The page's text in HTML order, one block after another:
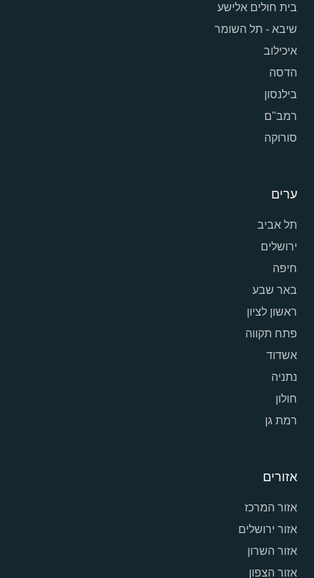
בית חולים אלישע
שיבא - תל השומר
איכילוב
הדסה
בילנסון
רמב"ם
סורוקה
ערים
תל אביב
ירושלים
חיפה
באר שבע
ראשון לציון
פתח תקווה
אשדוד
נתניה
חולון
רמת גן
אזורים
אזור המרכז
אזור ירושלים
אזור השרון
אזור הצפון